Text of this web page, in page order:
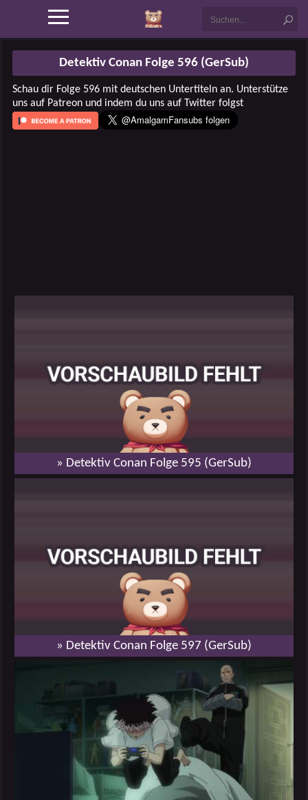
Detektiv Conan Folge 596 (GerSub)
Schau dir Folge 596 mit deutschen Untertiteln an. Unterstütze
uns auf Patreon und indem du uns auf Twitter folgst
» Detektiv Conan Folge 595 (GerSub)
» Detektiv Conan Folge 597 (GerSub)